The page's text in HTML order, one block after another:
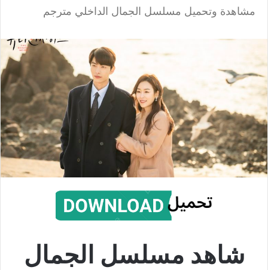
مشاهدة وتحميل مسلسل الجمال الداخلي مترجم
شاهد مسلسل الجمال